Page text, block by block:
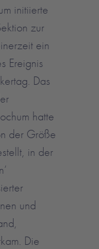
initiierte
zur
ein
Ereignis
Das
hatte
der Größe
in der
und
Die